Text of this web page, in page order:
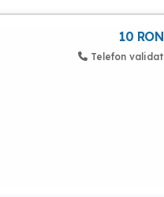
10 RON
Telefon validat